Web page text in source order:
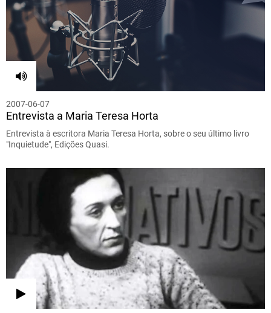
2007-06-07
Entrevista a Maria Teresa Horta
Entrevista à escritora Maria Teresa Horta, sobre o seu último livro
"Inquietude", Edições Quasi.